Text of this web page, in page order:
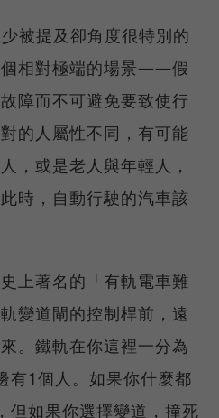
被提及卻角度很特別的
個相對極端的場景——假
障而不可避免要致使行
的人屬性不同，有可能
，或是老人與年輕人，
時，自動行駛的汽車該
上著名的「有軌電車難
變道閘的控制桿前，遠
。鐵軌在你這裡一分為
有1個人。如果你什麼都
但如果你選擇變道，撞死